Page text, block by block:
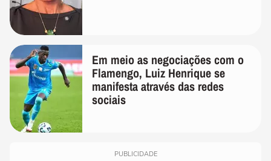
Em meio as negociações com o
Flamengo, Luiz Henrique se
manifesta através das redes
sociais
PUBLICIDADE